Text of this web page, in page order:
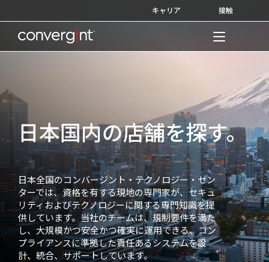
to
content
キャリア 接触
Home
日本国内の店舗を探す。
日本全国のコンバージント・テクノロジー・セン
ターでは、資格を有する現地の専門家が、セキュ
リティおよびテクノロジーに関する専門知識を提
供しています。当社のチームは、規制要件を満た
し、大規模かつ安全かつ確実に運用できる、コン
プライアンスに準拠した責任あるシステムを設
計、統合、サポートしています。